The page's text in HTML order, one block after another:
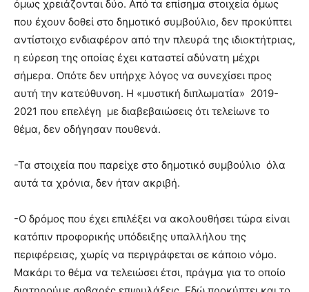
όμως χρειάζονται δύο. Από τα επίσημα στοιχεία όμως
που έχουν δοθεί στο δημοτικό συμβούλιο, δεν προκύπτει
αντίστοιχο ενδιαφέρον από την πλευρά της ιδιοκτήτριας,
η εύρεση της οποίας έχει καταστεί αδύνατη μέχρι
σήμερα. Οπότε δεν υπήρχε λόγος να συνεχίσει προς
αυτή την κατεύθυνση. Η «μυστική διπλωματία» 2019-
2021 που επελέγη με διαβεβαιώσεις ότι τελείωνε το
θέμα, δεν οδήγησαν πουθενά.
-Τα στοιχεία που παρείχε στο δημοτικό συμβούλιο όλα
αυτά τα χρόνια, δεν ήταν ακριβή.
-Ο δρόμος που έχει επιλέξει να ακολουθήσει τώρα είναι
κατόπιν προφορικής υπόδειξης υπαλλήλου της
περιφέρειας, χωρίς να περιγράφεται σε κάποιο νόμο.
Μακάρι το θέμα να τελειώσει έτσι, πράγμα για το οποίο